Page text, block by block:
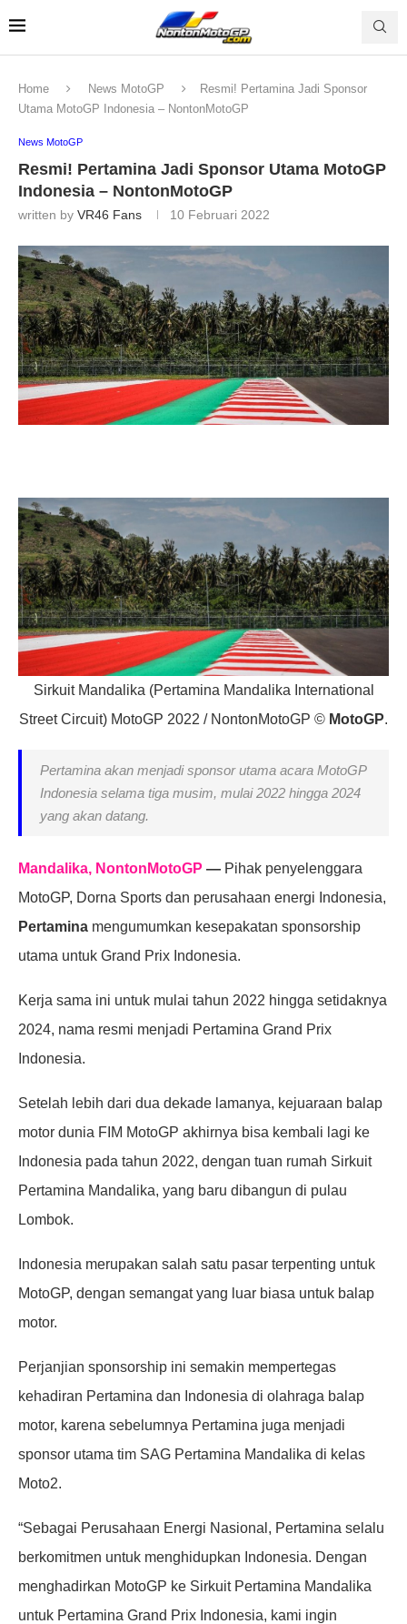
Home News MotoGP
Resmi! Pertamina Jadi Sponsor
Utama MotoGP Indonesia – NontonMotoGP
News MotoGP
Resmi! Pertamina Jadi Sponsor Utama MotoGP
Indonesia – NontonMotoGP
written by VR46 Fans 10 Februari 2022
Sirkuit Mandalika (Pertamina Mandalika International
Street Circuit) MotoGP 2022 / NontonMotoGP © MotoGP.
Pertamina akan menjadi sponsor utama acara MotoGP
Indonesia selama tiga musim, mulai 2022 hingga 2024
yang akan datang.
Mandalika, NontonMotoGP — Pihak penyelenggara
MotoGP, Dorna Sports dan perusahaan energi Indonesia,
Pertamina mengumumkan kesepakatan sponsorship
utama untuk Grand Prix Indonesia.
Kerja sama ini untuk mulai tahun 2022 hingga setidaknya
2024, nama resmi menjadi Pertamina Grand Prix
Indonesia.
Setelah lebih dari dua dekade lamanya, kejuaraan balap
motor dunia FIM MotoGP akhirnya bisa kembali lagi ke
Indonesia pada tahun 2022, dengan tuan rumah Sirkuit
Pertamina Mandalika, yang baru dibangun di pulau
Lombok.
Indonesia merupakan salah satu pasar terpenting untuk
MotoGP, dengan semangat yang luar biasa untuk balap
motor.
Perjanjian sponsorship ini semakin mempertegas
kehadiran Pertamina dan Indonesia di olahraga balap
motor, karena sebelumnya Pertamina juga menjadi
sponsor utama tim SAG Pertamina Mandalika di kelas
Moto2.
“Sebagai Perusahaan Energi Nasional, Pertamina selalu
berkomitmen untuk menghidupkan Indonesia. Dengan
menghadirkan MotoGP ke Sirkuit Pertamina Mandalika
untuk Pertamina Grand Prix Indonesia, kami ingin